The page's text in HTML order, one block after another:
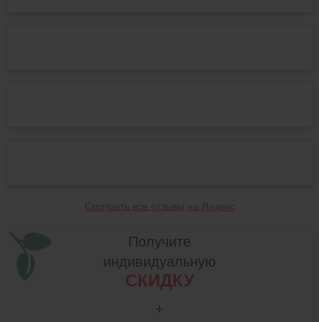
Смотреть все отзывы на Яндекс
Получите
индивидуальную
СКИДКУ
+